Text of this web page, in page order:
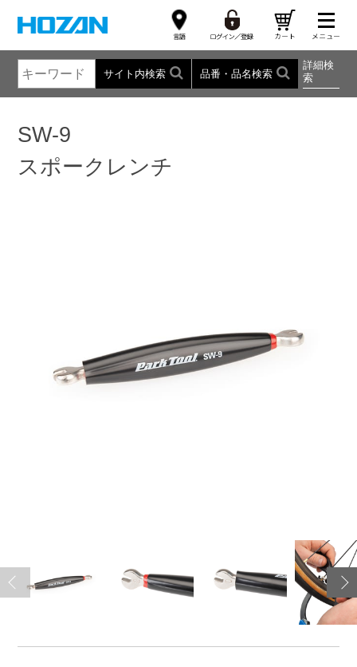
サイト内検索 品番・品名検索
詳細検
索
SW-9
スポークレンチ